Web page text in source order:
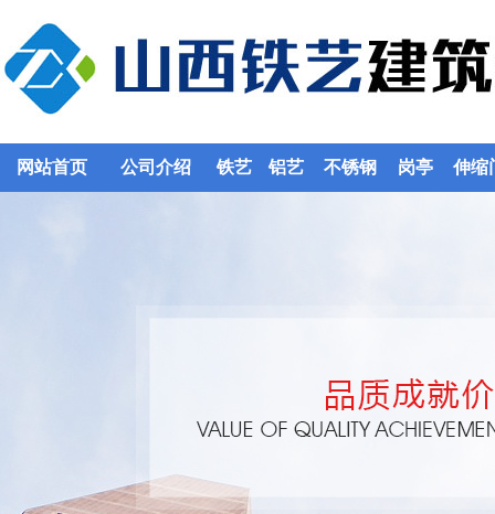
网站首页 公司介绍 铁艺 铝艺 不锈钢 岗亭 伸缩